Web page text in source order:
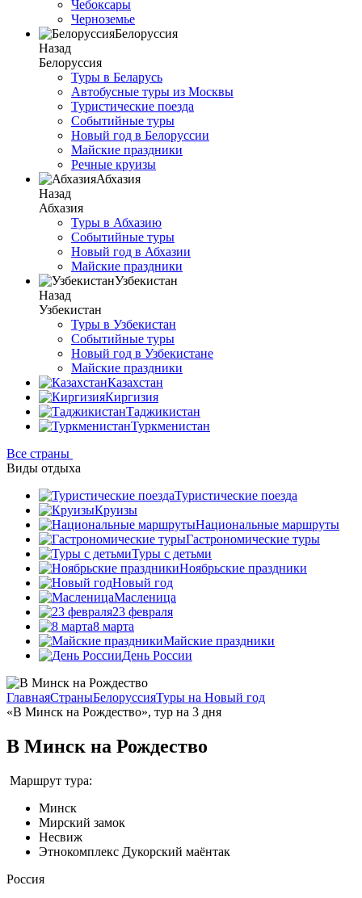
Чебоксары
Черноземье
Белоруссия
Назад
Белоруссия
Туры в Беларусь
Автобусные туры из Москвы
Туристические поезда
Событийные туры
Новый год в Белоруссии
Майские праздники
Речные круизы
Абхазия
Назад
Абхазия
Туры в Абхазию
Событийные туры
Новый год в Абхазии
Майские праздники
Узбекистан
Назад
Узбекистан
Туры в Узбекистан
Событийные туры
Новый год в Узбекистане
Майские праздники
Казахстан
Киргизия
Таджикистан
Туркменистан
Все страны
Виды отдыха
Туристические поезда
Круизы
Национальные маршруты
Гастрономические туры
Туры с детьми
Ноябрьские праздники
Новый год
Масленица
23 февраля
8 марта
Майские праздники
День России
ГлавнаяСтраныБелоруссияТуры на Новый год
«В Минск на Рождество», тур на 3 дня
В Минск на Рождество
Маршрут тура:
Минск
Мирский замок
Несвиж
Этнокомплекс Дукорский маёнтак
Россия